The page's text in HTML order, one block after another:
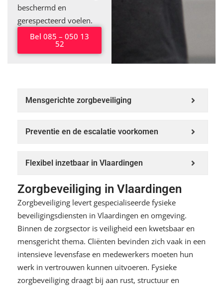
beschermd en
gerespecteerd voelen.
Bel 085 – 050 13
52
Mensgerichte zorgbeveiliging
Preventie en de escalatie voorkomen
Flexibel inzetbaar in Vlaardingen
Zorgbeveiliging in Vlaardingen
Zorgbeveiliging levert gespecialiseerde fysieke
beveiligingsdiensten in Vlaardingen en omgeving.
Binnen de zorgsector is veiligheid een kwetsbaar en
mensgericht thema. Cliënten bevinden zich vaak in een
intensieve levensfase en medewerkers moeten hun
werk in vertrouwen kunnen uitvoeren. Fysieke
zorgbeveiliging draagt bij aan rust, structuur en